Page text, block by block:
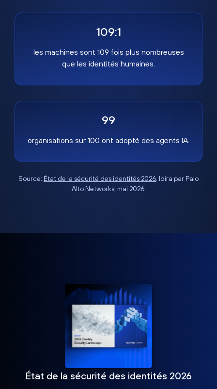
109:1
les machines sont 109 fois plus nombreuses
que les identités humaines.
99
organisations sur 100 ont adopté des agents IA.
Source: État de la sécurité des identités 2026, Idira par Palo
Alto Networks, mai 2026.
État de la sécurité des identités 2026